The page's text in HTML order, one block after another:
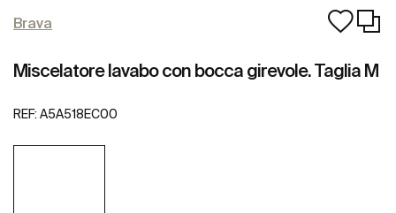
Brava
Miscelatore lavabo con bocca girevole. Taglia M
REF: A5A518EC00